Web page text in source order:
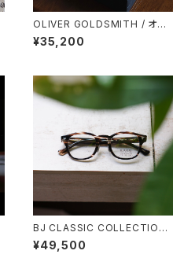
OLIVER GOLDSMITH / オリ
バーゴールドスミス Oliver Ov
al/Pro 46 オーバル
¥35,200
BJ CLASSIC COLLECTION
CE-551MP BJクラシック セル
ロイド 44 47 50
¥49,500